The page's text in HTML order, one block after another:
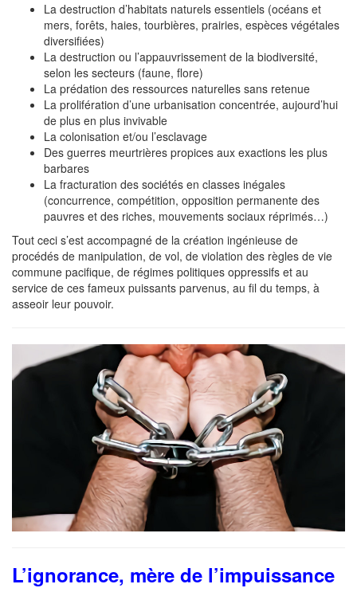
La destruction d’habitats naturels essentiels (océans et
mers, forêts, haies, tourbières, prairies, espèces végétales
diversifiées)
La destruction ou l’appauvrissement de la biodiversité,
selon les secteurs (faune, flore)
La prédation des ressources naturelles sans retenue
La prolifération d’une urbanisation concentrée, aujourd’hui
de plus en plus invivable
La colonisation et/ou l’esclavage
Des guerres meurtrières propices aux exactions les plus
barbares
La fracturation des sociétés en classes inégales
(concurrence, compétition, opposition permanente des
pauvres et des riches, mouvements sociaux réprimés…)
Tout ceci s’est accompagné de la création ingénieuse de
procédés de manipulation, de vol, de violation des règles de vie
commune pacifique, de régimes politiques oppressifs et au
service de ces fameux puissants parvenus, au fil du temps, à
asseoir leur pouvoir.
L’ignorance, mère de l’impuissance